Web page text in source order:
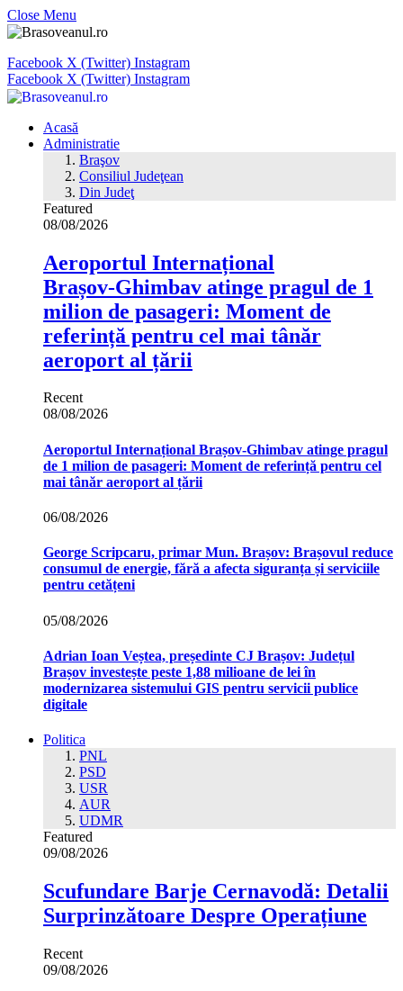
Close Menu
Facebook X (Twitter) Instagram
Facebook X (Twitter) Instagram
Acasă
Administratie
Braşov
Consiliul Judeţean
Din Judeţ
Featured
08/08/2026
Aeroportul Internațional
Brașov‑Ghimbav atinge pragul de 1
milion de pasageri: Moment de
referință pentru cel mai tânăr
aeroport al țării
Recent
08/08/2026
Aeroportul Internațional Brașov‑Ghimbav atinge pragul
de 1 milion de pasageri: Moment de referință pentru cel
mai tânăr aeroport al țării
06/08/2026
George Scripcaru, primar Mun. Brașov: Brașovul reduce
consumul de energie, fără a afecta siguranța și serviciile
pentru cetățeni
05/08/2026
Adrian Ioan Veștea, președinte CJ Brașov: Județul
Brașov investește peste 1,88 milioane de lei în
modernizarea sistemului GIS pentru servicii publice
digitale
Politica
PNL
PSD
USR
AUR
UDMR
Featured
09/08/2026
Scufundare Barje Cernavodă: Detalii
Surprinzătoare Despre Operațiune
Recent
09/08/2026